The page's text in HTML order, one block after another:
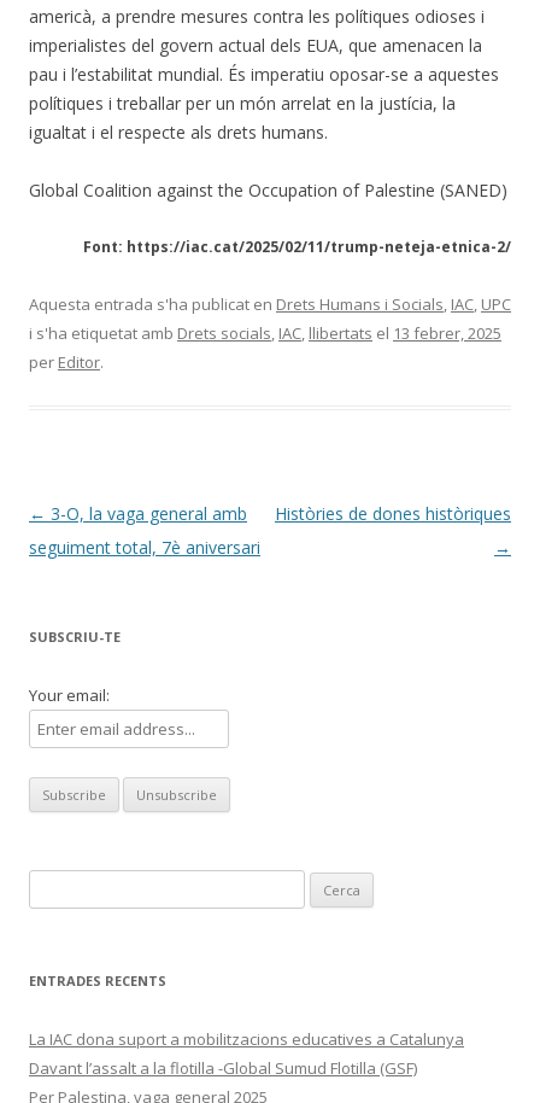
americà, a prendre mesures contra les polítiques odioses i
imperialistes del govern actual dels EUA, que amenacen la
pau i l’estabilitat mundial. És imperatiu oposar-se a aquestes
polítiques i treballar per un món arrelat en la justícia, la
igualtat i el respecte als drets humans.
Global Coalition against the Occupation of Palestine (SANED)
Font: https://iac.cat/2025/02/11/trump-neteja-etnica-2/
Aquesta entrada s'ha publicat en Drets Humans i Socials IAC UPC
i s'ha etiquetat amb Drets socials IAC llibertats el 13 febrer, 2025
per Editor.
Navegació
per
← 3-O, la vaga general amb
seguiment total, 7è aniversari
Històries de dones històriques
→
SUBSCRIU-TE
Your email:
ENTRADES RECENTS
La IAC dona suport a mobilitzacions educatives a Catalunya
Davant l’assalt a la flotilla -Global Sumud Flotilla (GSF)
Per Palestina, vaga general 2025